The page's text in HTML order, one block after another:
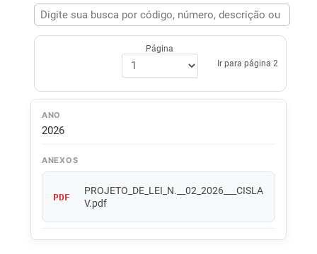
Página
Ir para página 2
ANO
2026
ANEXOS
PDF
PROJETO_DE_LEI_N.__02_2026___CISLA
V.pdf